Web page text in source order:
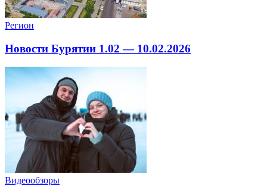
Регион
Новости Бурятии 1.02 — 10.02.2026
Видеообзоры